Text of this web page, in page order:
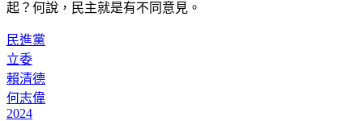
起？何說，民主就是有不同意見。
民進黨
立委
賴清德
何志偉
2024